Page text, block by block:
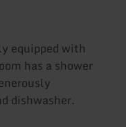
equipped with
has a shower
dishwasher.